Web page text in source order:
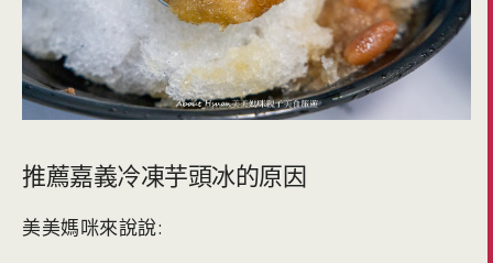
推薦嘉義冷凍芋頭冰的原因
美美媽咪來說說: